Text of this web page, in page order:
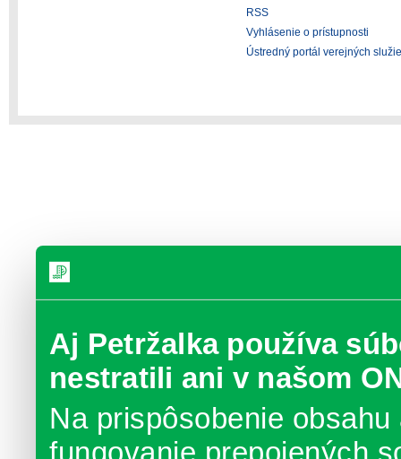
Aj Petržalka používa
nestratili ani v našom
Na prispôsobenie
RSS
Vyhlásenie o prístupnosti
Ústredný portál verejných